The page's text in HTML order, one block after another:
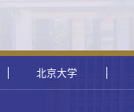
北京大学